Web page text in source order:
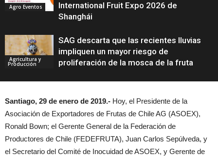
Agro Eventos
International Fruit Expo 2026 de
Shanghái
Agricultura y
Producción
SAG descarta que las recientes lluvias
impliquen un mayor riesgo de
proliferación de la mosca de la fruta
Santiago, 29 de enero de 2019.- Hoy, el Presidente de la
Asociación de Exportadores de Frutas de Chile AG (ASOEX),
Ronald Bown; el Gerente General de la Federación de
Productores de Chile (FEDEFRUTA), Juan Carlos Sepúlveda, y
el Secretario del Comité de Inocuidad de ASOEX, y Gerente de